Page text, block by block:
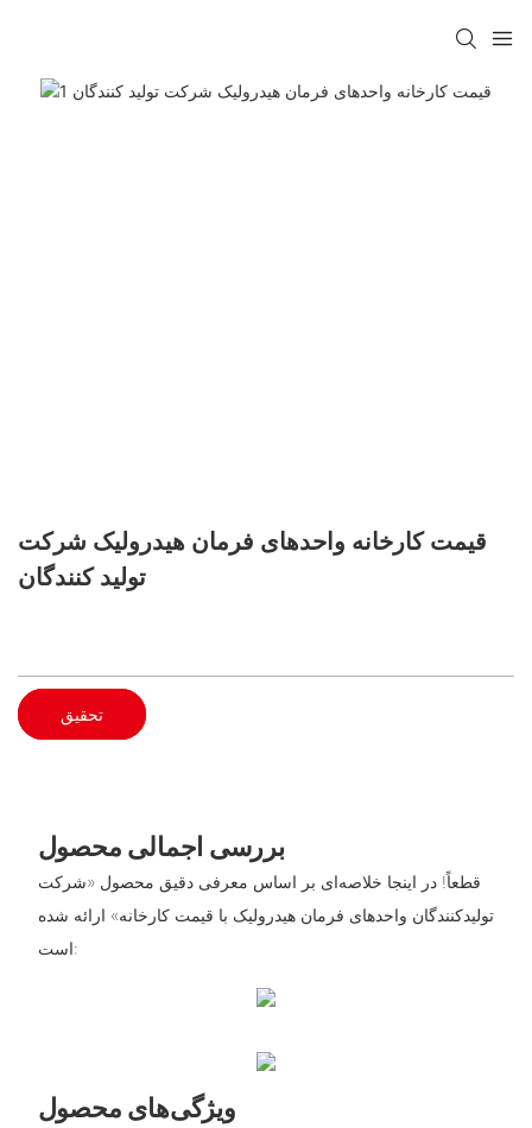
قیمت کارخانه واحدهای فرمان هیدرولیک شرکت
تولید کنندگان
تحقیق
بررسی اجمالی محصول
قطعاً! در اینجا خلاصه‌ای بر اساس معرفی دقیق محصول «شرکت
تولیدکنندگان واحدهای فرمان هیدرولیک با قیمت کارخانه» ارائه شده
است:
ویژگی‌های محصول